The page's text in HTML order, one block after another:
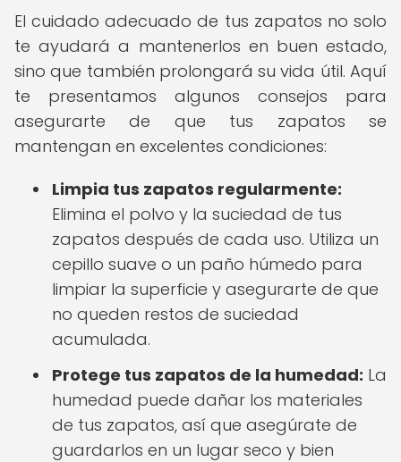
El cuidado adecuado de tus zapatos no solo
te ayudará a mantenerlos en buen estado,
sino que también prolongará su vida útil. Aquí
te presentamos algunos consejos para
asegurarte de que tus zapatos se
mantengan en excelentes condiciones:
Limpia tus zapatos regularmente:
Elimina el polvo y la suciedad de tus
zapatos después de cada uso. Utiliza un
cepillo suave o un paño húmedo para
limpiar la superficie y asegurarte de que
no queden restos de suciedad
acumulada.
Protege tus zapatos de la humedad: La
humedad puede dañar los materiales
de tus zapatos, así que asegúrate de
guardarlos en un lugar seco y bien